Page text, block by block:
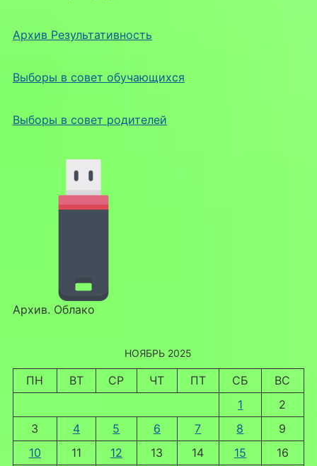
Архив Результативность
Выборы в совет обучающихся
Выборы в совет родителей
Архив. Облако
НОЯБРЬ 2025
ПН ВТ СР ЧТ ПТ СБ
ВС
1
2
3
4 5 6 7 8
9
10
11 12 13 14 15
16